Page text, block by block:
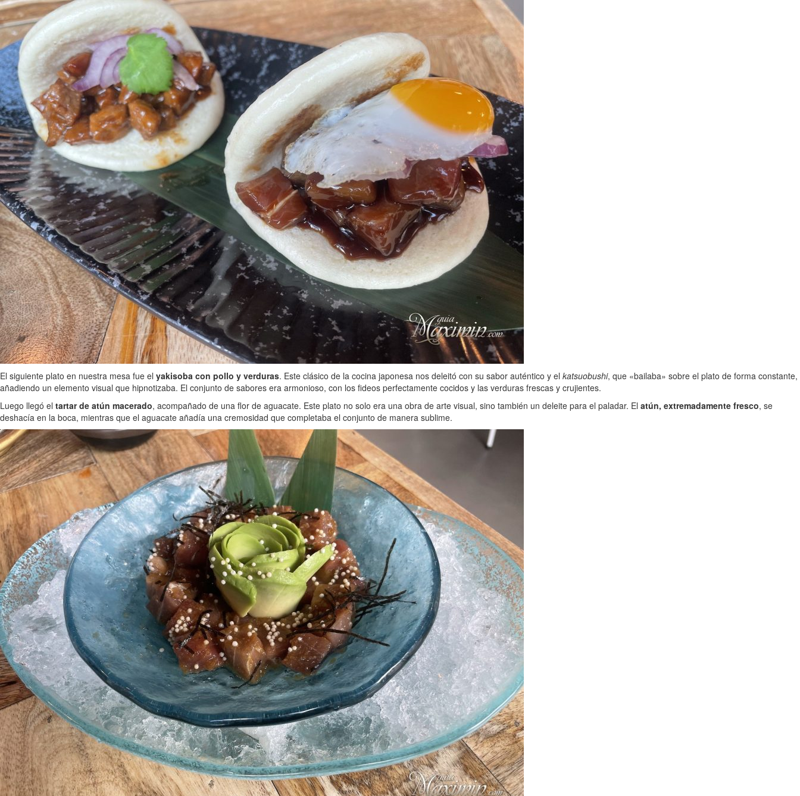
El siguiente plato en nuestra mesa fue el yakisoba con pollo y verduras. Este clásico de la cocina japonesa nos deleitó con su sabor auténtico y el katsuobushi, que «bailaba» sobre el plato de forma constante,
añadiendo un elemento visual que hipnotizaba. El conjunto de sabores era armonioso, con los fideos perfectamente cocidos y las verduras frescas y crujientes.
Luego llegó el tartar de atún macerado, acompañado de una flor de aguacate. Este plato no solo era una obra de arte visual, sino también un deleite para el paladar. El atún, extremadamente fresco, se
deshacía en la boca, mientras que el aguacate añadía una cremosidad que completaba el conjunto de manera sublime.